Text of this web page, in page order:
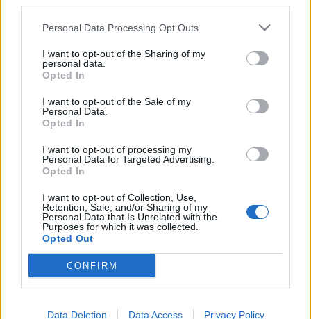
Personal Data Processing Opt Outs
I want to opt-out of the Sharing of my
personal data.
Opted In
I want to opt-out of the Sale of my
Personal Data.
Opted In
I want to opt-out of processing my
Personal Data for Targeted Advertising.
Opted In
I want to opt-out of Collection, Use,
Retention, Sale, and/or Sharing of my
Personal Data that Is Unrelated with the
Purposes for which it was collected.
Opted Out
CONFIRM
Data Deletion Data Access Privacy Policy
ΣΧΕΤΙΚΆ TAGS
Γίνε ο ρεπόρτερ του CRETALIVE
Ροή ειδήσεων Δημοφιλή
Βίντεο: Μεθυσμένη σκότωσε νύφη λίγες ώρες μετά τον